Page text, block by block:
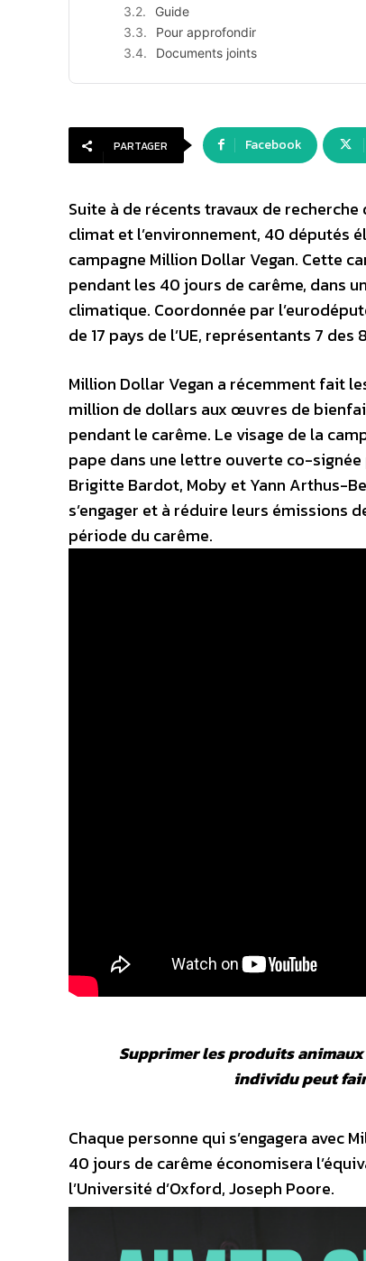
Guide
Pour approfondir
Documents joints
PARTAGER Facebook
Suite à de récents travaux de
climat et l’environnement, 40 députés
campagne Million Dollar Vegan. Cette
pendant les 40 jours de carême, dans
climatique. Coordonnée par
de 17 pays de l’UE, représentants 7
Million Dollar Vegan a récemment fait
million de dollars aux œuvres de
pendant le carême. Le visage de la
pape dans une lettre ouverte co-
Brigitte Bardot, Moby et Yann Arthus-
s’engager et à réduire leurs émissions
période du carême.
Supprimer les produits
individu peut
Chaque personne qui s’engagera avec
40 jours de carême économisera
l’Université d’Oxford, Joseph Poore.